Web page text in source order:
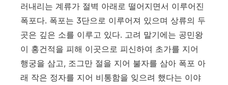
러내리는 계류가 절벽 아래로 떨어지면서 이루어진
폭포다. 폭포는 3단으로 이루어져 있으며 상류의 두
곳은 깊은 소를 이루고 있다. 고려 말기에는 공민왕
이 홍건적을 피해 이곳으로 피신하여 초가를 지어
행궁을 삼고, 조그만 절을 지어 불자를 삼아 폭포 아
래 작은 정자를 지어 비통함을 잊으려 했다는 이야